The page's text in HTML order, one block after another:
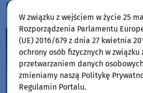
Przechlewo
W związku z wejściem w życie 25
Rozporządzenia Parlamentu
(UE) 2016/679 z dnia 27 kwietnia
ochrony osób fizycznych w związku
przetwarzaniem danych osobowych
zmieniamy naszą Politykę
Regulamin Portalu.